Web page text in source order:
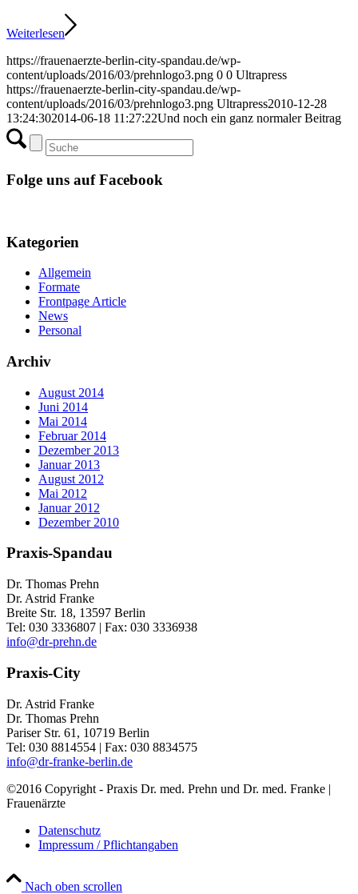
Weiterlesen
https://frauenaerzte-berlin-city-spandau.de/wp-
content/uploads/2016/03/prehnlogo3.png 0 0 Ultrapress
https://frauenaerzte-berlin-city-spandau.de/wp-
content/uploads/2016/03/prehnlogo3.png Ultrapress2010-12-28
13:24:302014-06-18 11:27:22Und noch ein ganz normaler Beitrag
Folge uns auf Facebook
Kategorien
Allgemein
Formate
Frontpage Article
News
Personal
Archiv
August 2014
Juni 2014
Mai 2014
Februar 2014
Dezember 2013
Januar 2013
August 2012
Mai 2012
Januar 2012
Dezember 2010
Praxis-Spandau
Dr. Thomas Prehn
Dr. Astrid Franke
Breite Str. 18, 13597 Berlin
Tel: 030 3336807 | Fax: 030 3336938
info@dr-prehn.de
Praxis-City
Dr. Astrid Franke
Dr. Thomas Prehn
Pariser Str. 61, 10719 Berlin
Tel: 030 8814554 | Fax: 030 8834575
info@dr-franke-berlin.de
©2016 Copyright - Praxis Dr. med. Prehn und Dr. med. Franke |
Frauenärzte
Datenschutz
Impressum / Pflichtangaben
Nach oben scrollen